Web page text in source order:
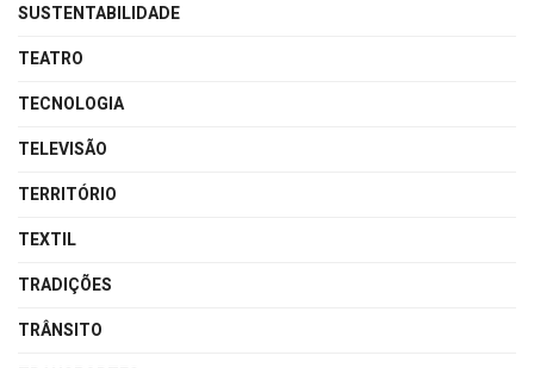
SUSTENTABILIDADE
TEATRO
TECNOLOGIA
TELEVISÃO
TERRITÓRIO
TEXTIL
TRADIÇÕES
TRÂNSITO